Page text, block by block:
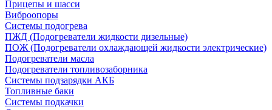
Прицепы и шасси
Виброопоры
Системы подогрева
ПЖД (Подогреватели жидкости дизельные)
ПОЖ (Подогреватели охлаждающей жидкости электрические)
Подогреватели масла
Подогреватели топливозаборника
Системы подзарядки АКБ
Топливные баки
Системы подкачки